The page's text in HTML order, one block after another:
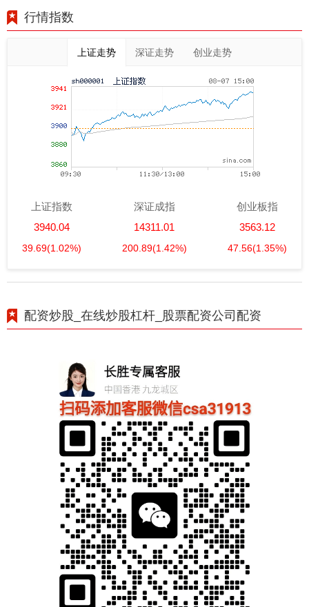
行情指数
上证走势 深证走势 创业走势
上证指数
3940.04
39.69(1.02%)
深证成指
14311.01
200.89(1.42%)
创业板指
3563.12
47.56(1.35%)
配资炒股_在线炒股杠杆_股票配资公司配资